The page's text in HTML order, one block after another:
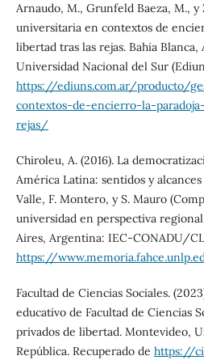
Arnaudo, M., Grunfeld Baeza, M., y
universitaria en contextos de
libertad tras las rejas. Bahia
Universidad Nacional del Sur
https://ediuns.com.ar/producto/
contextos-de-encierro-la-
rejas/
Chiroleu, A. (2016). La
América Latina: sentidos y
Valle, F. Montero, y S. Mauro
universidad en perspectiva
Aires, Argentina: IEC-CONADU/
https://
Facultad de Ciencias Sociales.
educativo de Facultad de Ciencias
privados de libertad. Montevideo,
República. Recuperado de https://